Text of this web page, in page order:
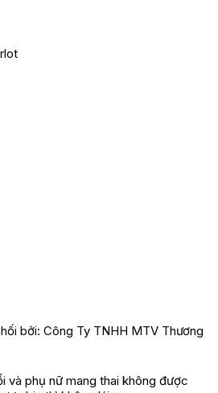
bởi: Công Ty TNHH MTV Thương
và phụ nữ mang thai không được